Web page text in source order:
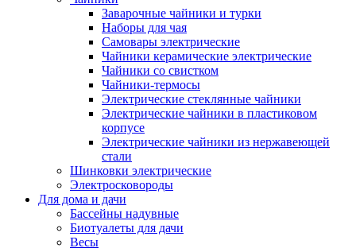
Заварочные чайники и турки
Наборы для чая
Самовары электрические
Чайники керамические электрические
Чайники со свистком
Чайники-термосы
Электрические стеклянные чайники
Электрические чайники в пластиковом
корпусе
Электрические чайники из нержавеющей
стали
Шинковки электрические
Электросковороды
Для дома и дачи
Бассейны надувные
Биотуалеты для дачи
Весы